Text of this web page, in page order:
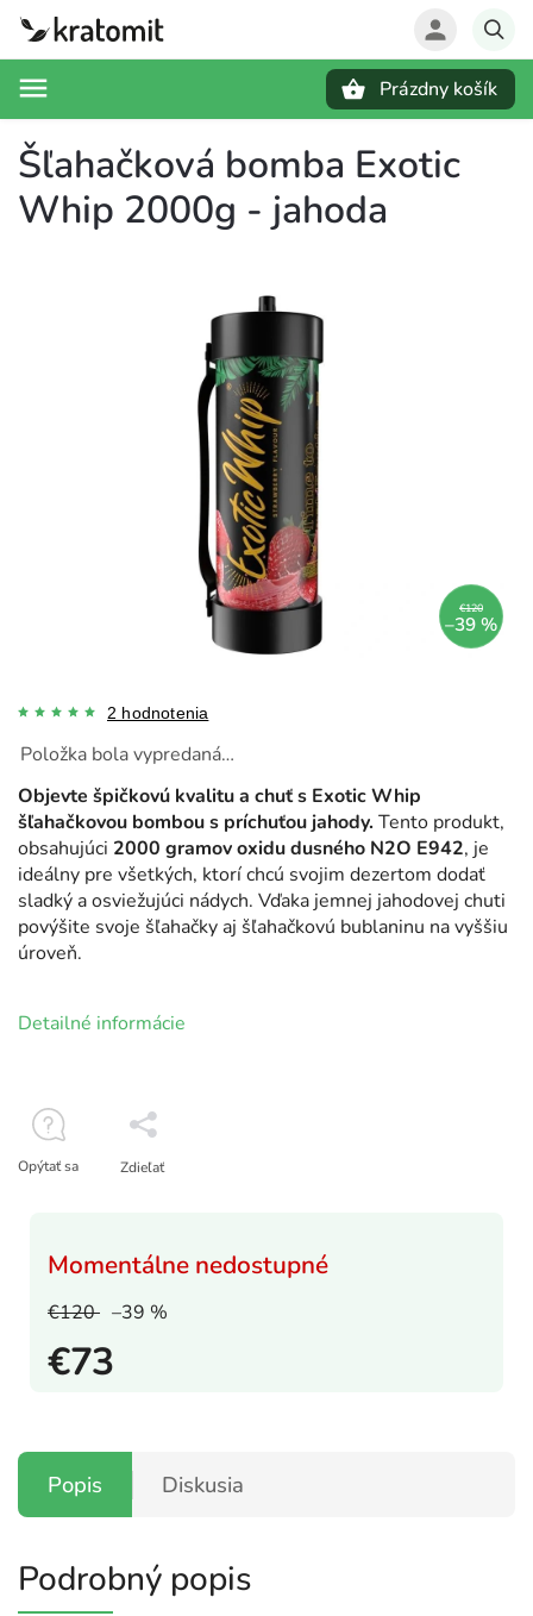
Prázdny košík
Šľahačková bomba Exotic
Whip 2000g - jahoda
€120
–39 %
2 hodnotenia
€120 –39 %
€73
Momentálne nedostupné
Položka bola vypredaná…
Objevte špičkovú kvalitu a chuť s Exotic Whip
šľahačkovou bombou s príchuťou jahody. Tento produkt,
obsahujúci 2000 gramov oxidu dusného N2O E942, je
ideálny pre všetkých, ktorí chcú svojim dezertom dodať
sladký a osviežujúci nádych. Vďaka jemnej jahodovej chuti
povýšite svoje šľahačky aj šľahačkovú bublaninu na vyššiu
úroveň.
Detailné informácie
Opýtať sa Zdieľať
Popis Diskusia
Podrobný popis